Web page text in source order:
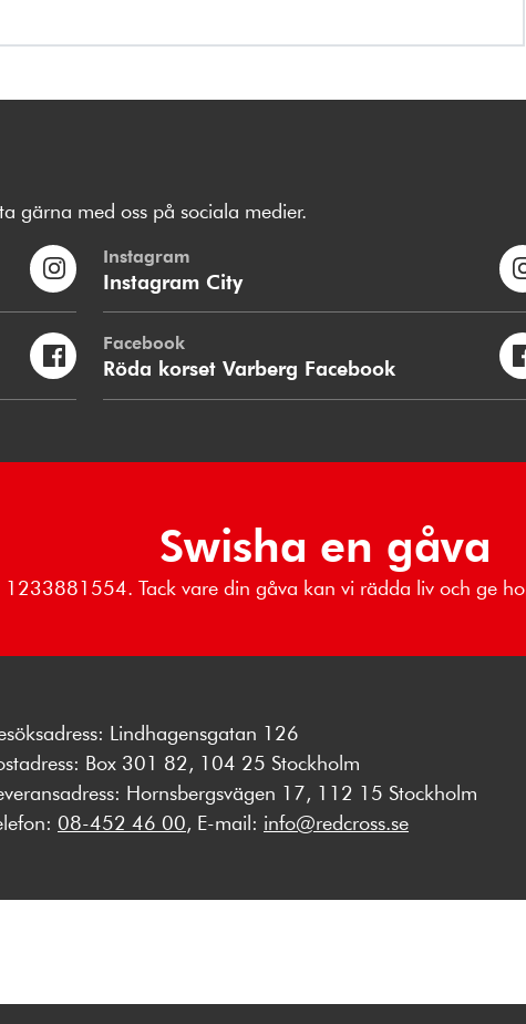
gärna med oss på sociala medier.
Instagram
Instagram City
Facebook
Röda korset Varberg Facebook
Swisha en gåva
1233881554. Tack vare din gåva kan vi rädda liv och ge
Lindhagensgatan 126
Box 301 82, 104 25 Stockholm
Hornsbergsvägen 17, 112 15 Stockholm
08-452 46 00, E-mail: info@redcross.se